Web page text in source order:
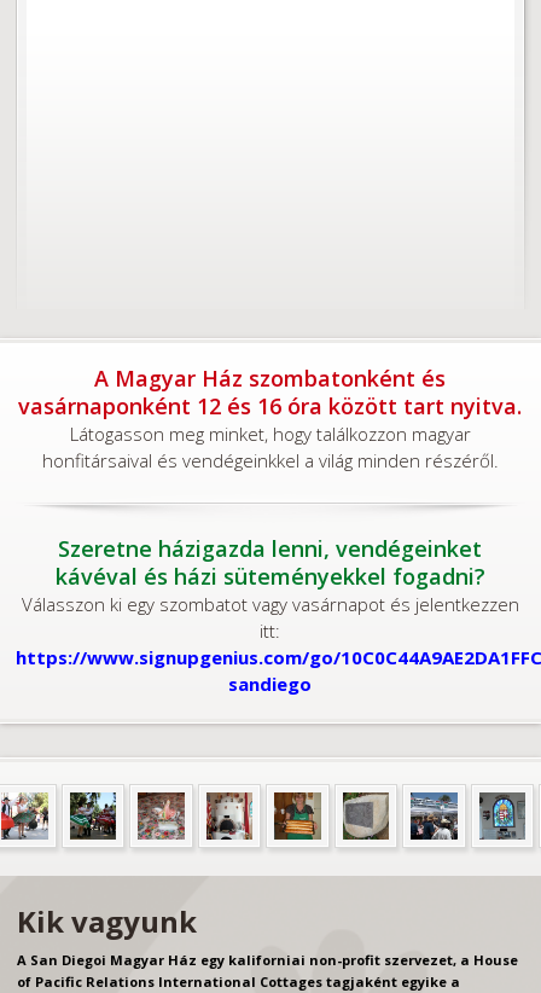
A Magyar Ház szombatonként és
vasárnaponként 12 és 16 óra között tart nyitva.
Látogasson meg minket, hogy találkozzon magyar
honfitársaival és vendégeinkkel a világ minden részéről.
Szeretne házigazda lenni, vendégeinket
kávéval és házi süteményekkel fogadni?
Válasszon ki egy szombatot vagy vasárnapot és jelentkezzen
itt:
https://www.signupgenius.com/go/
sandiego
Kik vagyunk
A San Diegoi Magyar Ház egy kaliforniai non-profit szervezet, a House
of Pacific Relations International Cottages tagjaként egyike a